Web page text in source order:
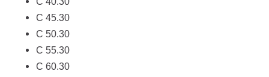
С 45.30
С 50.30
С 55.30
С 60.30